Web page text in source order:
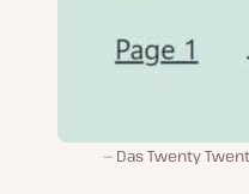
Das Twenty